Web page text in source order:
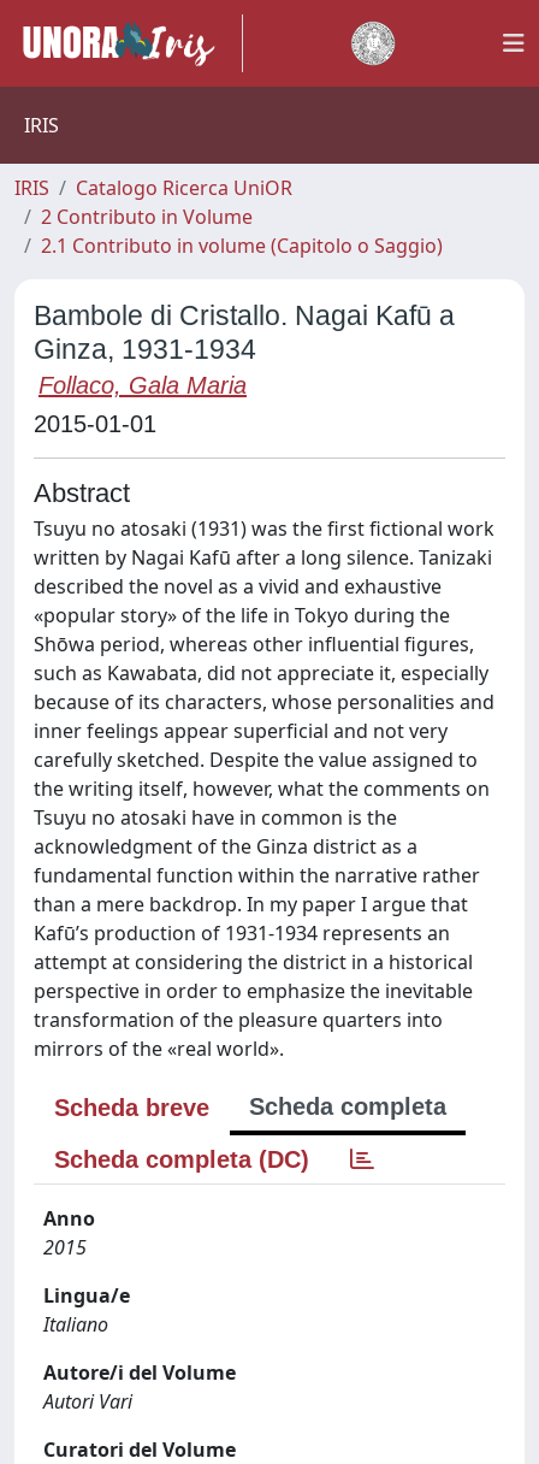
IRIS
IRIS
Catalogo Ricerca UniOR
2 Contributo in Volume
2.1 Contributo in volume (Capitolo o Saggio)
Bambole di Cristallo. Nagai Kafū a
Ginza, 1931-1934
Follaco, Gala Maria
2015-01-01
Abstract
Tsuyu no atosaki (1931) was the first fictional work
written by Nagai Kafū after a long silence. Tanizaki
described the novel as a vivid and exhaustive
«popular story» of the life in Tokyo during the
Shōwa period, whereas other influential figures,
such as Kawabata, did not appreciate it, especially
because of its characters, whose personalities and
inner feelings appear superficial and not very
carefully sketched. Despite the value assigned to
the writing itself, however, what the comments on
Tsuyu no atosaki have in common is the
acknowledgment of the Ginza district as a
fundamental function within the narrative rather
than a mere backdrop. In my paper I argue that
Kafū’s production of 1931-1934 represents an
attempt at considering the district in a historical
perspective in order to emphasize the inevitable
transformation of the pleasure quarters into
mirrors of the «real world».
Scheda breve
Scheda completa
Scheda completa (DC)
Anno
2015
Lingua/e
Italiano
Autore/i del Volume
Autori Vari
Curatori del Volume